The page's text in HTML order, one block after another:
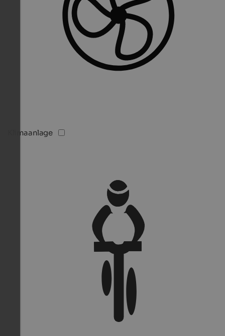
Klimaanlage